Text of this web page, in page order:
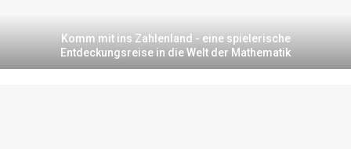
Komm mit ins Zahlenland - eine spielerische
Entdeckungsreise in die Welt der Mathematik